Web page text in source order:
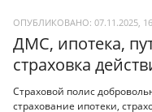
ОПУБЛИКОВАНО: 07.11.2025,
ДМС, ипотека,
страховка
Страховой полис
страхование ипотеки,